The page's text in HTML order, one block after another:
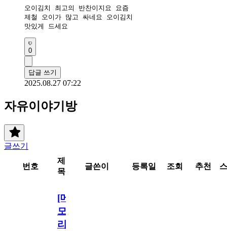
오이김치 최고의 반찬이지요 요즘
제철 오이가 많고 싸네요 오이김치
맛있게 드세요
0
답글 쓰기
2025.08.27 07:22
자유이야기방
글쓰기
번호
제
목
글쓴이 등록일 조회 추천
[메
모
리